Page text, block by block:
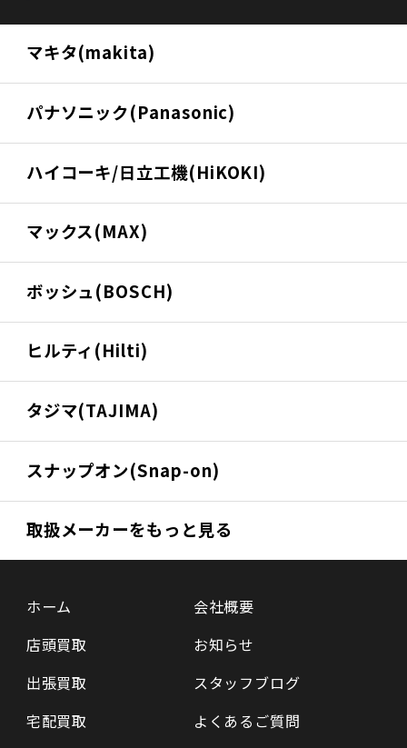
マキタ(makita)
パナソニック(Panasonic)
ハイコーキ/日立工機(HiKOKI)
マックス(MAX)
ボッシュ(BOSCH)
ヒルティ(Hilti)
タジマ(TAJIMA)
スナップオン(Snap-on)
取扱メーカーをもっと見る
ホーム
店頭買取
出張買取
宅配買取
会社概要
お知らせ
スタッフブログ
よくあるご質問